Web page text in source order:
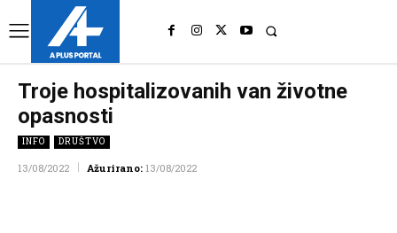
Troje hospitalizovanih van životne
opasnosti
INFO DRUŠTVO
13/08/2022 Ažurirano: 13/08/2022